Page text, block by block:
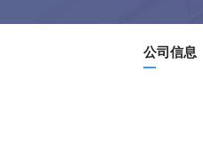
公司信息